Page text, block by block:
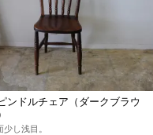
ンドルチェア（ダークブラウ
少し浅目。